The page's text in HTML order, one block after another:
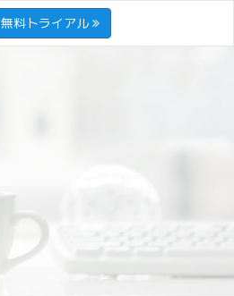
無料トライアル